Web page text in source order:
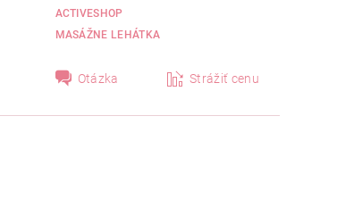
ACTIVESHOP
MASÁŽNE LEHÁTKA
Otázka Strážiť cenu